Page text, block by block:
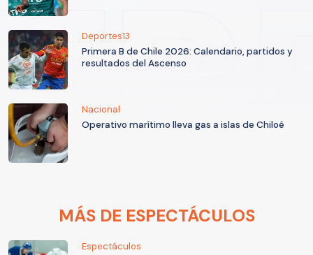
Deportes13
Primera B de Chile 2026: Calendario, partidos y
resultados del Ascenso
Nacional
Operativo marítimo lleva gas a islas de Chiloé
MÁS DE ESPECTÁCULOS
Espectáculos